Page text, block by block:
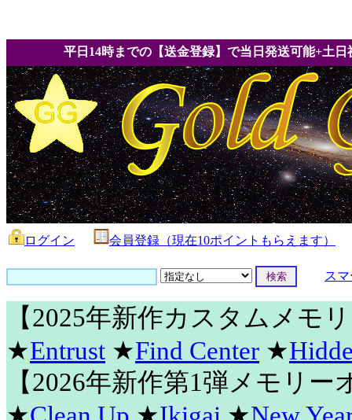
平日14時までの【送金登録】で当日発送可能+土日
ログイン 会員登録（現在10ポイントもらえます）
ス
【2025年新作カスタムメモ
★Entrust ★Find Center ★
【2026年新作第1弾メモリー